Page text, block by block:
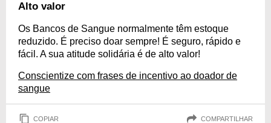
Alto valor
Os Bancos de Sangue normalmente têm estoque
reduzido. É preciso doar sempre! É seguro, rápido e
fácil. A sua atitude solidária é de alto valor!
Conscientize com frases de incentivo ao doador de
sangue
COPIAR COMPARTILHAR